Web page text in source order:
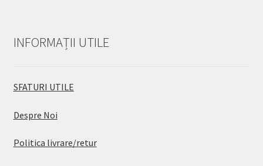
INFORMAȚII UTILE
SFATURI UTILE
Despre Noi
Politica livrare/retur